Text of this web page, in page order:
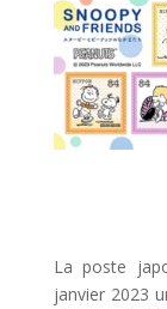
La poste
janvier 2023